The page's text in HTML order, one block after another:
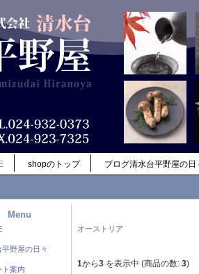
shopのトップ ブログ清水台平野屋の日
Menu
平野屋の日々
ト案内
オーストリア
1から3 を表示中 (商品の数: 3)